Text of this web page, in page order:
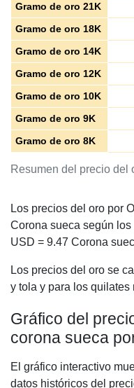
Resumen del precio del
Gramo de oro 21K
Gramo de oro 18K
Gramo de oro 14K
Gramo de oro 12K
Gramo de oro 10K
Gramo de oro 9K
Gramo de oro 8K
Los precios del oro por
Corona sueca según
USD = 9.47 Corona
Los precios del oro se
y tola y para los quilates
Gráfico del
corona sueca
El gráfico interactivo
datos históricos del